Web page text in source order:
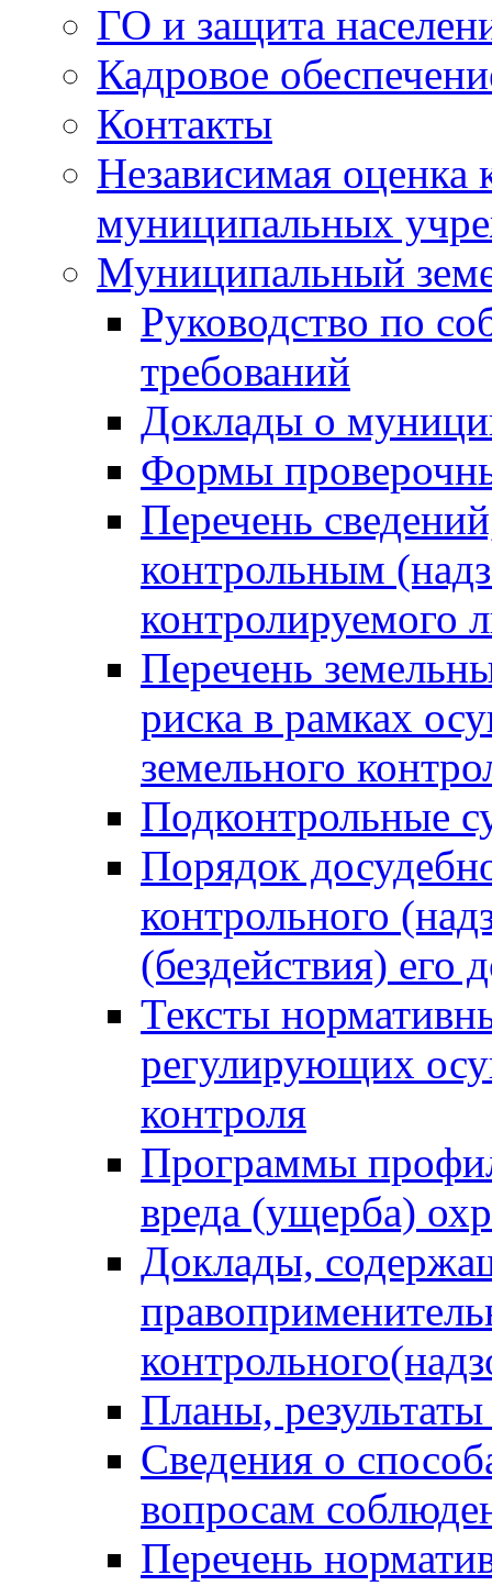
ГО и защита
Кадровое
Контакты
Независимая оценка
муниципальных
Муниципальный
Руководство по
требований
Доклады о
Формы
Перечень
контрольным
контролируемого
Перечень
риска в рамках
земельного
Подконтрольные
Порядок
контрольного
(бездействия)
Тексты
регулирующих
контроля
Программы
вреда (ущерба)
Доклады,
Планы,
Сведения о
вопросам
Перечень